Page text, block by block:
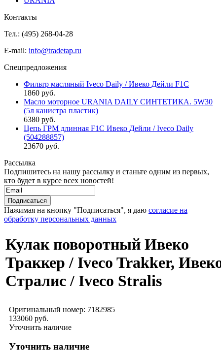
Контакты
Тел.: (495) 268-04-28
E-mail: info@tradetap.ru
Спецпредложения
Фильтр масляный Iveco Daily / Ивеко Дейли F1C
1860 руб.
Масло моторное URANIA DAILY СИНТЕТИКА. 5W30
(5л канистра пластик)
6380 руб.
Цепь ГРМ длинная F1C Ивеко Дейли / Iveco Daily
(504288857)
23670 руб.
Рассылка
Подпишитесь на нашу рассылку и станьте одним из первых,
кто будет в курсе всех новостей!
Нажимая на кнопку "Подписаться", я даю согласие на
обработку персональных данных
Кулак поворотный Ивеко
Траккер / Iveco Trakker,
Стралис / Iveco Stralis
Оригинальный номер: 7182985
133060 руб.
Уточнить наличие
Уточнить наличие